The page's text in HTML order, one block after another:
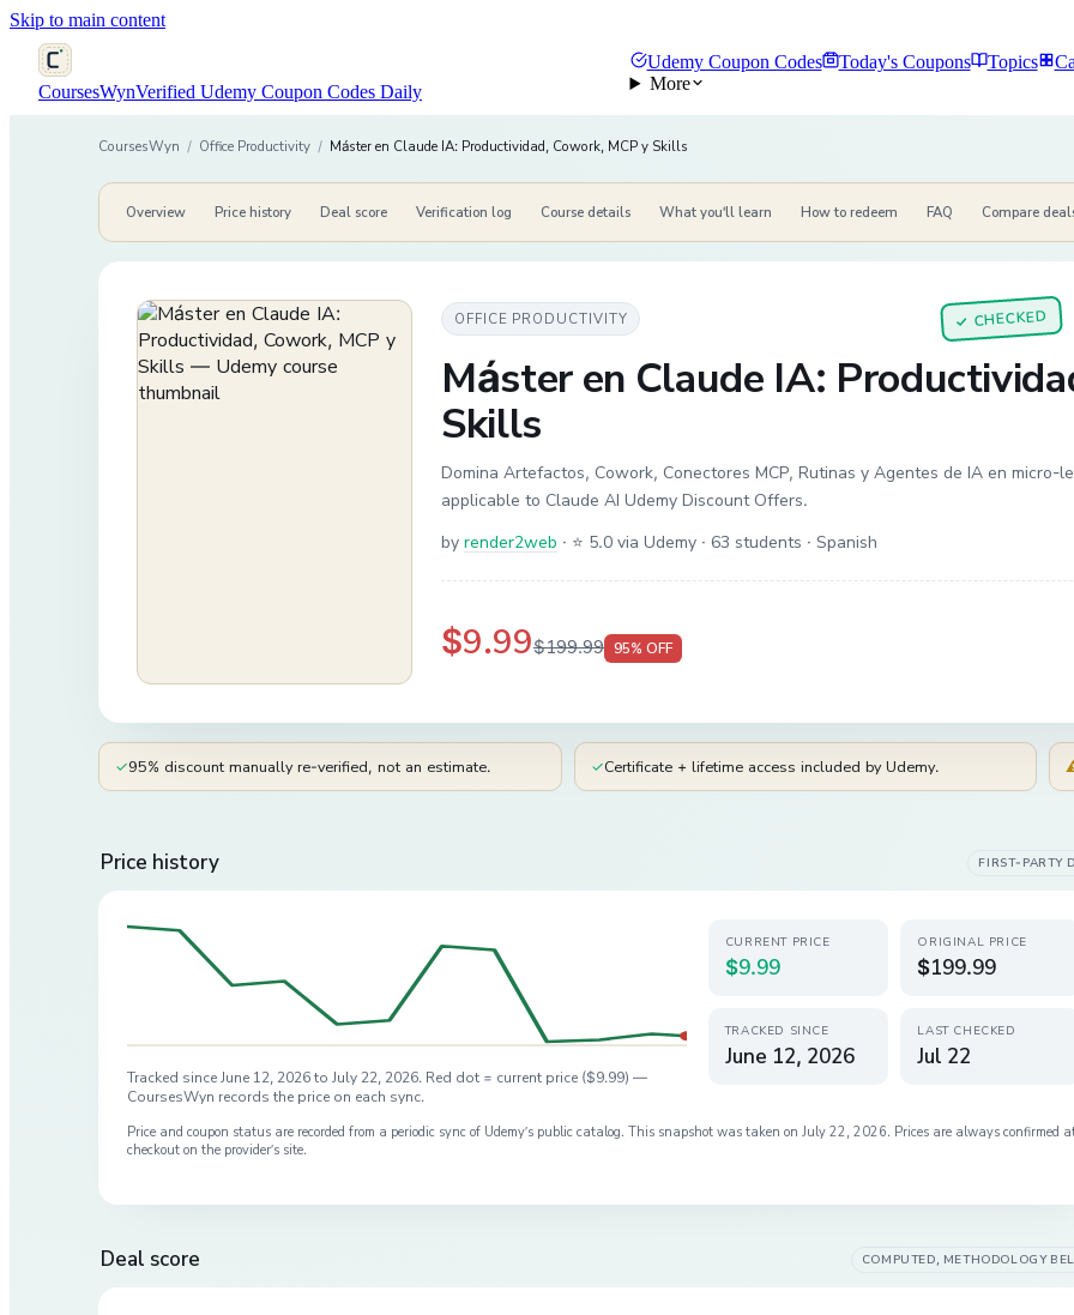
Skip to main content
CoursesWynVerified Udemy Coupon Codes Daily
Udemy Coupon Codes Today's Coupons Topics
More
CoursesWyn / Office Productivity / Máster en Claude IA: Productividad, Cowork, MCP y Skills
Overview Price history Deal score Verification log Course details What you'll learn How to redeem FAQ Compare
OFFICE PRODUCTIVITY ✓CHECKED
Máster en Claude IA:
Skills
Domina Artefactos, Cowork, Conectores MCP, Rutinas y Agentes de IA en
applicable to Claude AI Udemy Discount Offers.
by render2web · ⭐ 5.0 via Udemy · 63 students · Spanish
$9.99$199.99 95% OFF
✓95% discount manually re-verified, not an estimate. ✓Certificate + lifetime access included by Udemy.
Price history FIRST-PARTY
Tracked since June 12, 2026 to July 22, 2026. Red dot = current price ($9.99) —
CoursesWyn records the price on each sync.
CURRENT PRICE
$9.99
ORIGINAL PRICE
$199.99
TRACKED SINCE
June 12, 2026
LAST CHECKED
Jul 22
Price and coupon status are recorded from a periodic sync of Udemy’s public catalog. This snapshot was taken on July 22, 2026. Prices are always confirmed
checkout on the provider’s site.
Deal score COMPUTED, METHODOLOGY